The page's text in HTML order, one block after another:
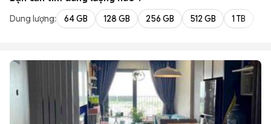
Dung lượng: 64 GB 128 GB 256 GB 512 GB 1 TB